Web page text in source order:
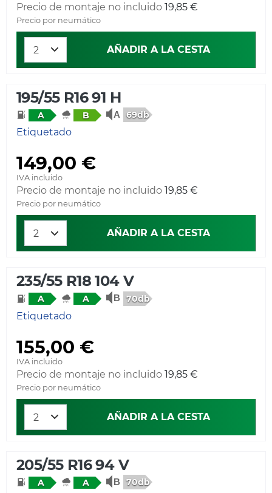
Precio de montaje no incluido 19,85 €
Precio por neumático
AÑADIR A LA CESTA
195/55 R16 91 H
A B 69db
Etiquetado
149,00 €
IVA incluido
Precio de montaje no incluido 19,85 €
Precio por neumático
AÑADIR A LA CESTA
235/55 R18 104 V
A A 70db
Etiquetado
155,00 €
IVA incluido
Precio de montaje no incluido 19,85 €
Precio por neumático
AÑADIR A LA CESTA
205/55 R16 94 V
A A 70db